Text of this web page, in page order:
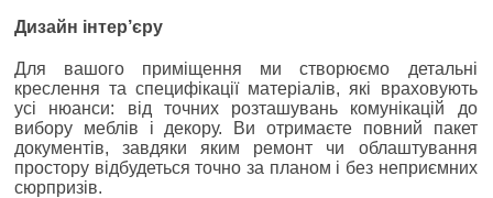
Дизайн інтер’єру
Для вашого приміщення ми створюємо детальні
креслення та специфікації матеріалів, які враховують
усі нюанси: від точних розташувань комунікацій до
вибору меблів і декору. Ви отримаєте повний пакет
документів, завдяки яким ремонт чи облаштування
простору відбудеться точно за планом і без неприємних
сюрпризів.